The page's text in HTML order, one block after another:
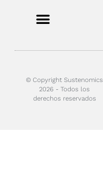
© Copyright Sustenomics
2026 - Todos los
derechos reservados